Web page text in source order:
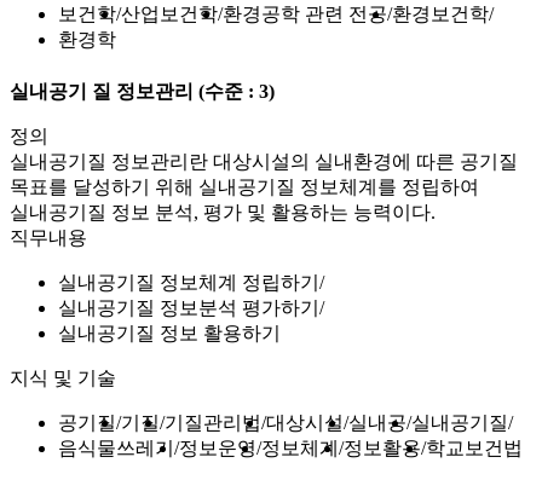
보건학 산업보건학 환경공학 관련 전공 환경보건학
환경학
실내공기 질 정보관리 (수준 : 3)
정의
실내공기질 정보관리란 대상시설의 실내환경에 따른 공기질
목표를 달성하기 위해 실내공기질 정보체계를 정립하여
실내공기질 정보 분석, 평가 및 활용하는 능력이다.
직무내용
실내공기질 정보체계 정립하기
실내공기질 정보분석 평가하기
실내공기질 정보 활용하기
지식 및 기술
공기질 기질 기질관리법 대상시설 실내공 실내공기질
음식물쓰레기
정보운영 정보체계 정보활용 학교보건법